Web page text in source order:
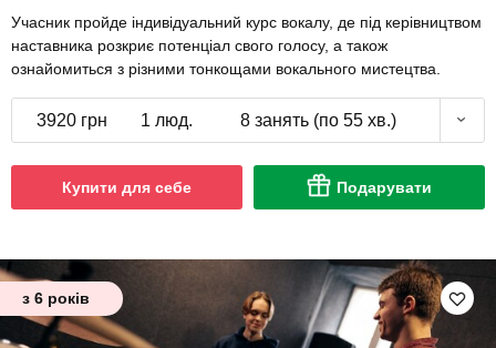
Учасник пройде індивідуальний курс вокалу, де під керівництвом
наставника розкриє потенціал свого голосу, а також
ознайомиться з різними тонкощами вокального мистецтва.
3920 грн 1 люд. 8 занять (по 55 хв.)
Купити для себе Подарувати
з 6 років